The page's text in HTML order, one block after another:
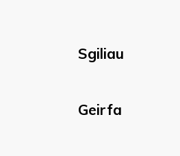
Sgiliau
Geirfa